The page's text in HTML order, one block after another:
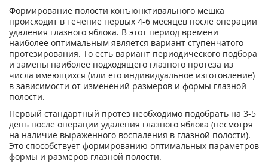
Формирование полости конъюнктивального мешка
происходит в течение первых 4-6 месяцев после операции
удаления глазного яблока. В этот период времени
наиболее оптимальным является вариант ступенчатого
протезирования. То есть вариант периодического подбора
и замены наиболее подходящего глазного протеза из
числа имеющихся (или его индивидуальное изготовление)
в зависимости от изменений размеров и формы глазной
полости.
Первый стандартный протез необходимо подобрать на 3-5
день после операции удаления глазного яблока (несмотря
на наличие выраженного воспаления в глазной полости).
Это способствует формированию оптимальных параметров
формы и размеров глазной полости.